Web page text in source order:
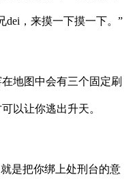
dei，来摸一下摸一下。”
地图中会有三个固定刷
以让你逃出升天。
是把你绑上处刑台的意